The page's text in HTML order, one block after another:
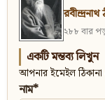
২৮৮ বার
একটি মন্তব্য লিখুন
আপনার ইমেইল ঠিকানা
নাম*